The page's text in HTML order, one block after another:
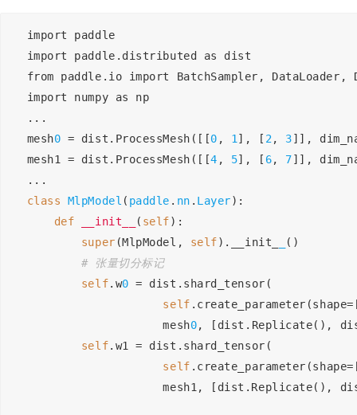
import paddle
import paddle.distributed as dist
from paddle.io import BatchSampler, DataLoader,
import numpy as np
...
mesh0 = dist.ProcessMesh([[0 , 1 ], [ 2, 3]],
mesh1 = dist.ProcessMesh([[4 , 5], [ 6, 7]],
...
class
MlpModel ( paddle . nn . Layer):
def
__init__ ( self) :
super (MlpModel, self).__init_
()
# 张量切分标记
self.w0 = dist.shard_tensor(
self
                    mesh
0, [dist.Replicate(),
self.w1 = dist.shard_tensor(
self
mesh1, [dist.Replicate(),